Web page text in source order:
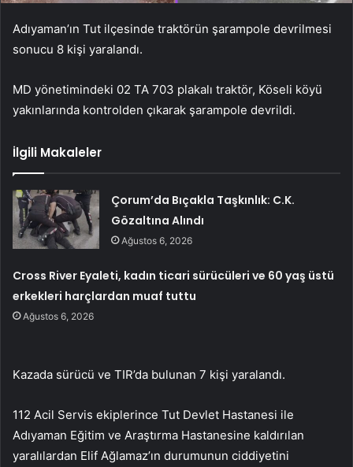
Adıyaman’ın Tut ilçesinde traktörün şarampole devrilmesi
sonucu 8 kişi yaralandı.
MD yönetimindeki 02 TA 703 plakalı traktör, Köseli köyü
yakınlarında kontrolden çıkarak şarampole devrildi.
İlgili Makaleler
Çorum’da Bıçakla Taşkınlık: C.K.
Gözaltına Alındı
Ağustos 6, 2026
Cross River Eyaleti, kadın ticari sürücüleri ve 60 yaş üstü
erkekleri harçlardan muaf tuttu
Ağustos 6, 2026
Kazada sürücü ve TIR’da bulunan 7 kişi yaralandı.
112 Acil Servis ekiplerince Tut Devlet Hastanesi ile
Adıyaman Eğitim ve Araştırma Hastanesine kaldırılan
yaralılardan Elif Ağlamaz’ın durumunun ciddiyetini